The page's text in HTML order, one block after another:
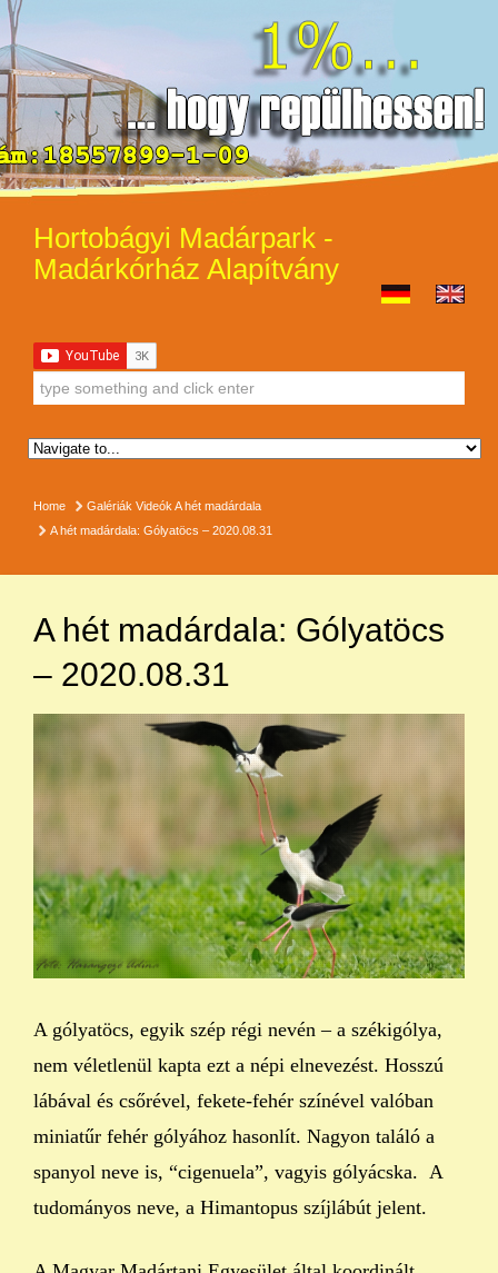
Hortobágyi Madárpark -
Madárkórház Alapítvány
Home Galériák Videók A hét madárdala
A hét madárdala: Gólyatöcs – 2020.08.31
A hét madárdala: Gólyatöcs
– 2020.08.31
A gólyatöcs, egyik szép régi nevén – a székigólya,
nem véletlenül kapta ezt a népi elnevezést. Hosszú
lábával és csőrével, fekete-fehér színével valóban
miniatűr fehér gólyához hasonlít. Nagyon találó a
spanyol neve is, “cigenuela”, vagyis gólyácska. A
tudományos neve, a Himantopus szíjlábút jelent.